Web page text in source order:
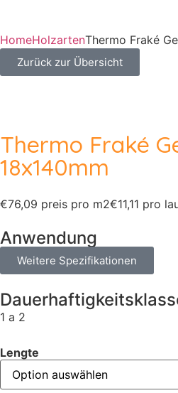
HomeHolzartenThermo Fraké
Zurück zur Übersicht
Thermo Fraké
18x140mm
€76,09 preis pro m2€11,11 pro
Anwendung
Weitere Spezifikationen
1 a 2
Lengte